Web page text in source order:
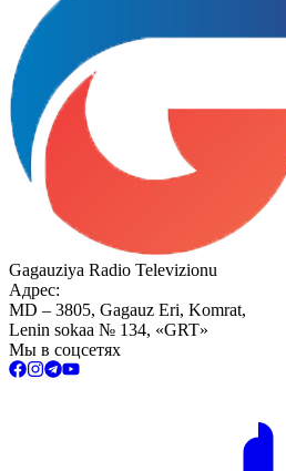
Gagauziya Radio Televizionu
Адрес:
MD – 3805, Gagauz Eri, Komrat,
Lenin sokaa № 134, «GRT»
Мы в соцсетях